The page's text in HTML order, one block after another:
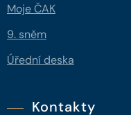
Moje ČAK
9. sněm
Úřední deska
Kontakty